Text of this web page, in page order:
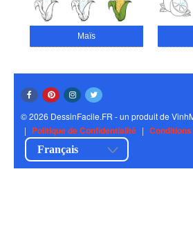
Maïs
© 2026 DessinFacile.FR - un produit de
| Politique de Confidentialité |
Français